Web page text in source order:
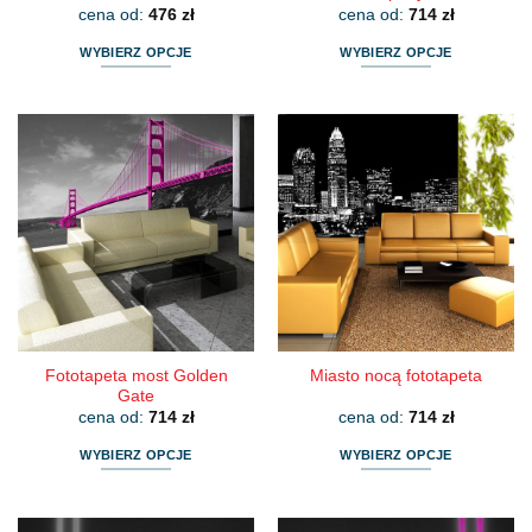
cena od: 476 zł
WYBIERZ OPCJE
ma
wiele
wariantów.
Opcje
można
wybrać
na
stronie
produktu
cena od: 714 zł
WYBIERZ OPCJE
wariantów.
Opcje
można
wybrać
na
stronie
produktu
Fototapeta most Golden
Gate
cena od: 714 zł
WYBIERZ OPCJE
Miasto nocą fototapeta
cena od: 714 zł
WYBIERZ OPCJE